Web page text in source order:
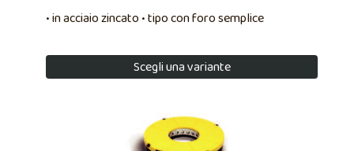
• in acciaio zincato • tipo con foro semplice
Scegli una variante